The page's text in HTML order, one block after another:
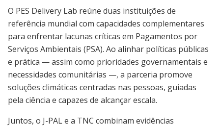
O PES Delivery Lab reúne duas instituições de
referência mundial com capacidades complementares
para enfrentar lacunas críticas em Pagamentos por
Serviços Ambientais (PSA). Ao alinhar políticas públicas
e prática — assim como prioridades governamentais e
necessidades comunitárias —, a parceria promove
soluções climáticas centradas nas pessoas, guiadas
pela ciência e capazes de alcançar escala.
Juntos, o J-PAL e a TNC combinam evidências